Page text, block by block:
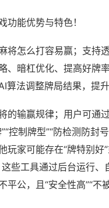
功能优势与特色！
将怎么打容易赢；支持透
、暗杠优化、提高好牌
算法调整牌局结果，提升
的输赢规律；用户可通
控制牌型”“防检测防封
玩家可能存在“牌特别好
这些工具通过后台运行、
平公，且“安全性高”“不被